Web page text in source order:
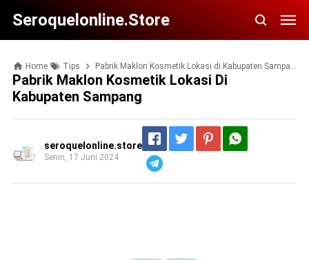
Seroquelonline.store
Home Tips Pabrik Maklon Kosmetik Lokasi di Kabupaten Sampang
Pabrik Maklon Kosmetik Lokasi Di
Kabupaten Sampang
seroquelonline.store
Senin, 17 Juni 2024